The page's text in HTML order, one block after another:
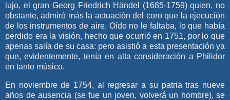
lujo, el gran Georg Friedrich Händel (1685-1759) quien, no
obstante, admiró más la actuación del coro que la ejecución
de los instrumentos de aire. Oído no le faltaba, lo que había
perdido era la visión, hecho que ocurrió en 1751, por lo que
apenas salía de su casa: pero asistió a esta presentación ya
que, evidentemente, tenía en alta consideración a Philidor
en tanto músico.
En noviembre de 1754, al regresar a su patria tras nueve
años de ausencia (se fue un joven, volverá un hombre), se